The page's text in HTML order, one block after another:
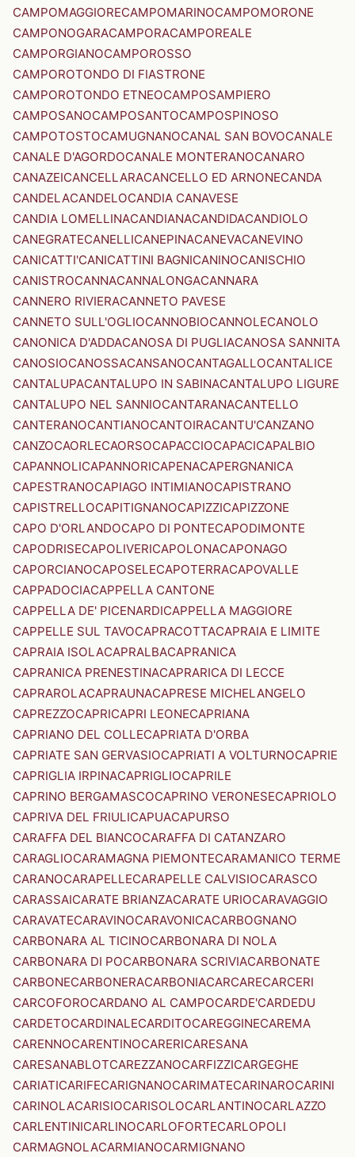
CAMPOMAGGIORECAMPOMARINOCAMPOMORONE
CAMPONOGARACAMPORACAMPOREALE
CAMPORGIANOCAMPOROSSO
CAMPOROTONDO DI FIASTRONE
CAMPOROTONDO ETNEOCAMPOSAMPIERO
CAMPOSANOCAMPOSANTOCAMPOSPINOSO
CAMPOTOSTOCAMUGNANOCANAL SAN BOVOCANALE
CANALE D'AGORDOCANALE MONTERANOCANARO
CANAZEICANCELLARACANCELLO ED ARNONECANDA
CANDELACANDELOCANDIA CANAVESE
CANDIA LOMELLINACANDIANACANDIDACANDIOLO
CANEGRATECANELLICANEPINACANEVACANEVINO
CANICATTI'CANICATTINI BAGNICANINOCANISCHIO
CANISTROCANNACANNALONGACANNARA
CANNERO RIVIERACANNETO PAVESE
CANNETO SULL'OGLIOCANNOBIOCANNOLECANOLO
CANONICA D'ADDACANOSA DI PUGLIACANOSA SANNITA
CANOSIOCANOSSACANSANOCANTAGALLOCANTALICE
CANTALUPACANTALUPO IN SABINACANTALUPO LIGURE
CANTALUPO NEL SANNIOCANTARANACANTELLO
CANTERANOCANTIANOCANTOIRACANTU'CANZANO
CANZOCAORLECAORSOCAPACCIOCAPACICAPALBIO
CAPANNOLICAPANNORICAPENACAPERGNANICA
CAPESTRANOCAPIAGO INTIMIANOCAPISTRANO
CAPISTRELLOCAPITIGNANOCAPIZZICAPIZZONE
CAPO D'ORLANDOCAPO DI PONTECAPODIMONTE
CAPODRISECAPOLIVERICAPOLONACAPONAGO
CAPORCIANOCAPOSELECAPOTERRACAPOVALLE
CAPPADOCIACAPPELLA CANTONE
CAPPELLA DE' PICENARDICAPPELLA MAGGIORE
CAPPELLE SUL TAVOCAPRACOTTACAPRAIA E LIMITE
CAPRAIA ISOLACAPRALBACAPRANICA
CAPRANICA PRENESTINACAPRARICA DI LECCE
CAPRAROLACAPRAUNACAPRESE MICHELANGELO
CAPREZZOCAPRICAPRI LEONECAPRIANA
CAPRIANO DEL COLLECAPRIATA D'ORBA
CAPRIATE SAN GERVASIOCAPRIATI A VOLTURNOCAPRIE
CAPRIGLIA IRPINACAPRIGLIOCAPRILE
CAPRINO BERGAMASCOCAPRINO VERONESECAPRIOLO
CAPRIVA DEL FRIULICAPUACAPURSO
CARAFFA DEL BIANCOCARAFFA DI CATANZARO
CARAGLIOCARAMAGNA PIEMONTECARAMANICO TERME
CARANOCARAPELLECARAPELLE CALVISIOCARASCO
CARASSAICARATE BRIANZACARATE URIOCARAVAGGIO
CARAVATECARAVINOCARAVONICACARBOGNANO
CARBONARA AL TICINOCARBONARA DI NOLA
CARBONARA DI POCARBONARA SCRIVIACARBONATE
CARBONECARBONERACARBONIACARCARECARCERI
CARCOFOROCARDANO AL CAMPOCARDE'CARDEDU
CARDETOCARDINALECARDITOCAREGGINECAREMA
CARENNOCARENTINOCARERICARESANA
CARESANABLOTCAREZZANOCARFIZZICARGEGHE
CARIATICARIFECARIGNANOCARIMATECARINAROCARINI
CARINOLACARISIOCARISOLOCARLANTINOCARLAZZO
CARLENTINICARLINOCARLOFORTECARLOPOLI
CARMAGNOLACARMIANOCARMIGNANO